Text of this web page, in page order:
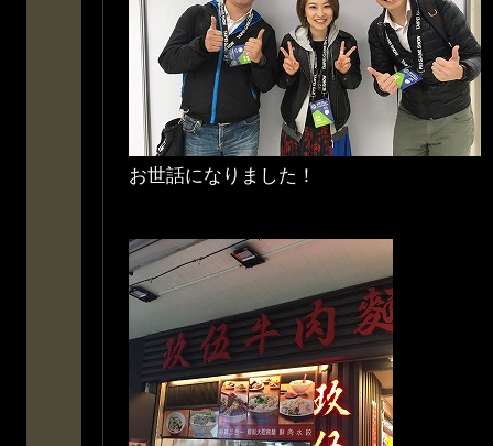
お世話になりました！